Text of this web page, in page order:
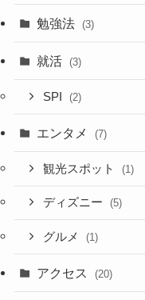
勉強法 (3)
就活 (3)
SPI (2)
エンタメ (7)
観光スポット (1)
ディズニー (5)
グルメ (1)
アクセス (20)